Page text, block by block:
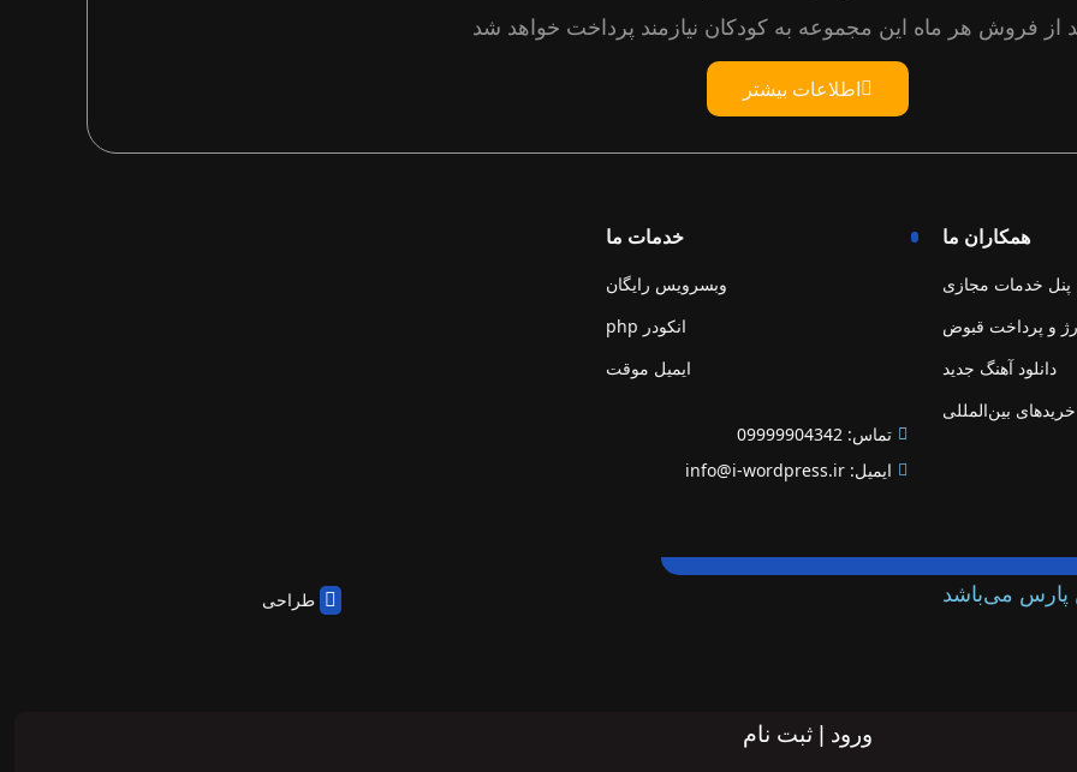
از فروش هر ماه این مجموعه به کودکان نیازمند پرداخت خواهد شد
اطلاعات بیشتر
همکاران ما
پنل خدمات مجازی
و پرداخت قبوض
دانلود آهنگ جدید
خریدهای بین‌المللی
خدمات ما
وبسرویس رایگان
انکودر php
ایمیل موقت
تماس: 09999904342
ایمیل: info@i-wordpress.ir
پارس می‌باشد طراحی و توسعه: تیم میهن پارس
ورود | ثبت نام